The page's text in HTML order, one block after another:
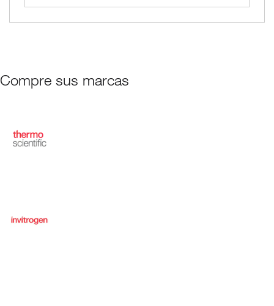
Compre sus marcas